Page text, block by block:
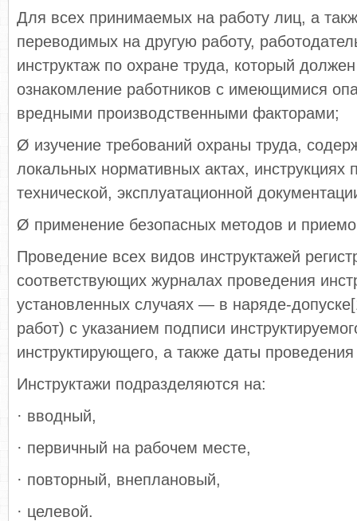
Для всех принимаемых на работу лиц, а
переводимых на другую работу,
инструктаж по охране труда, который
ознакомление работников с имеющимися
вредными производственными факторами;
Ø изучение требований охраны труда,
локальных нормативных актах, инструкциях
технической, эксплуатационной
Ø применение безопасных методов и
Проведение всех видов инструктажей
соответствующих журналах проведения
установленных случаях — в наряде-
работ) с указанием подписи
инструктирующего, а также даты проведения
Инструктажи подразделяются на:
· вводный,
· первичный на рабочем месте,
· повторный, внеплановый,
· целевой.